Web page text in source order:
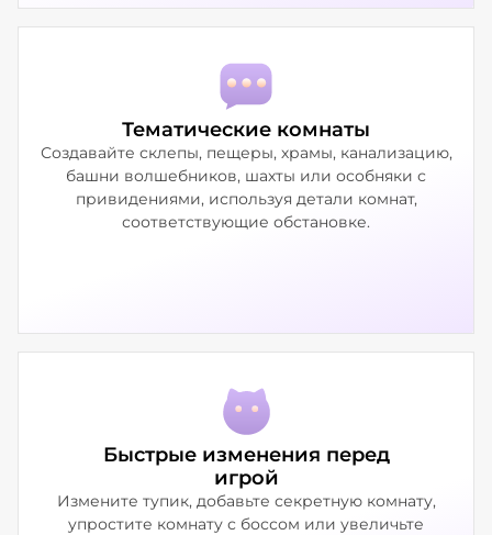
Тематические комнаты
Создавайте склепы, пещеры, храмы, канализацию,
башни волшебников, шахты или особняки с
привидениями, используя детали комнат,
соответствующие обстановке.
Быстрые изменения перед
игрой
Измените тупик, добавьте секретную комнату,
упростите комнату с боссом или увеличьте